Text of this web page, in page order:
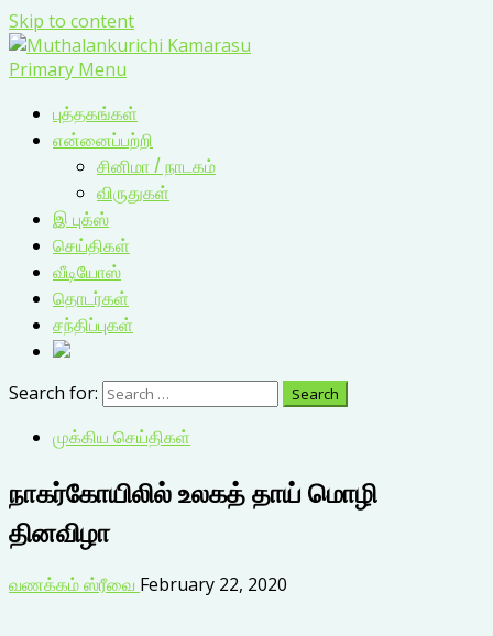
Skip to content
Primary Menu
புத்தகங்கள்
என்னைப்பற்றி
சினிமா / நாடகம்
விருதுகள்
இ புக்ஸ்
செய்திகள்
வீடியோஸ்
தொடர்கள்
சந்திப்புகள்
Search for:
முக்கிய செய்திகள்
நாகர்கோயிலில் உலகத் தாய் மொழி
தினவிழா
வணக்கம் ஸ்ரீவை February 22, 2020